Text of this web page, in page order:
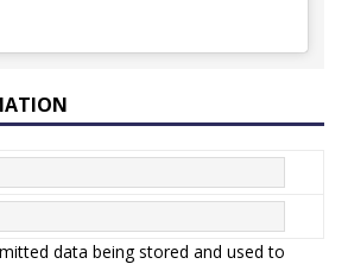
data being stored and used to